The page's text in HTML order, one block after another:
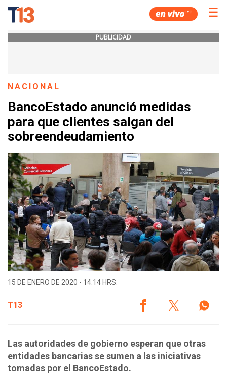
☰
PUBLICIDAD
NACIONAL
BancoEstado anunció medidas
para que clientes salgan del
sobreendeudamiento
15 DE ENERO DE 2020 - 14:14 HRS.
T13
Las autoridades de gobierno esperan que otras
entidades bancarias se sumen a las iniciativas
tomadas por el BancoEstado.